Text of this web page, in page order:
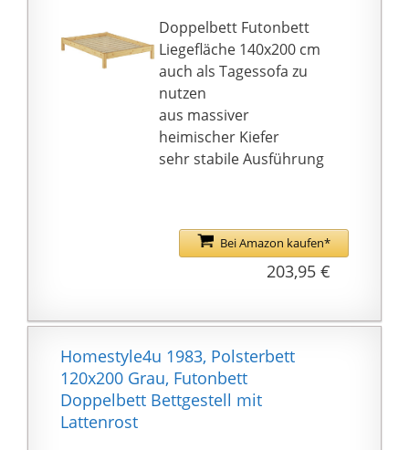
Matratze optimal ab.
Die Zwischenräume
zwischen den Leisten
ermöglichen eine gute
Luftzirkulation.
Lederoptik: Das stabile
Bettgestell ist mit einer
aus Kunstleder
bezogen. Der Überzug
gemütlichen Charme.
Stabil & langlebig: Das
solide verarbeitete
Gestell mit einer
Doppelbett Futonbett
Liegefläche 140x200 cm
auch als Tagessofa zu
nutzen
aus massiver
heimischer Kiefer
sehr stabile Ausführung
Bei Amazon kaufen*
203,95 €
Homestyle4u 1983, Polsterbett
120x200 Grau, Futonbett
Doppelbett Bettgestell mit
Lattenrost